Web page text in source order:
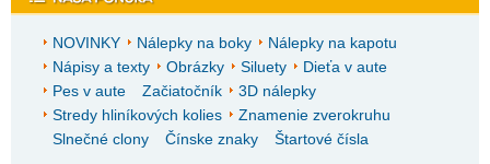
NOVINKY Nálepky na boky
Nálepky na kapotu
Nápisy a texty
Obrázky Siluety
Dieťa v aute
Pes v aute
Začiatočník
3D nálepky
Stredy hliníkových kolies
Znamenie zverokruhu
Slnečné clony
Čínske znaky Štartové čísla